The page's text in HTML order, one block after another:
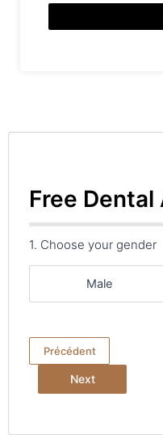
Free Dental
1. Choose your gender
Male
Précédent
Next